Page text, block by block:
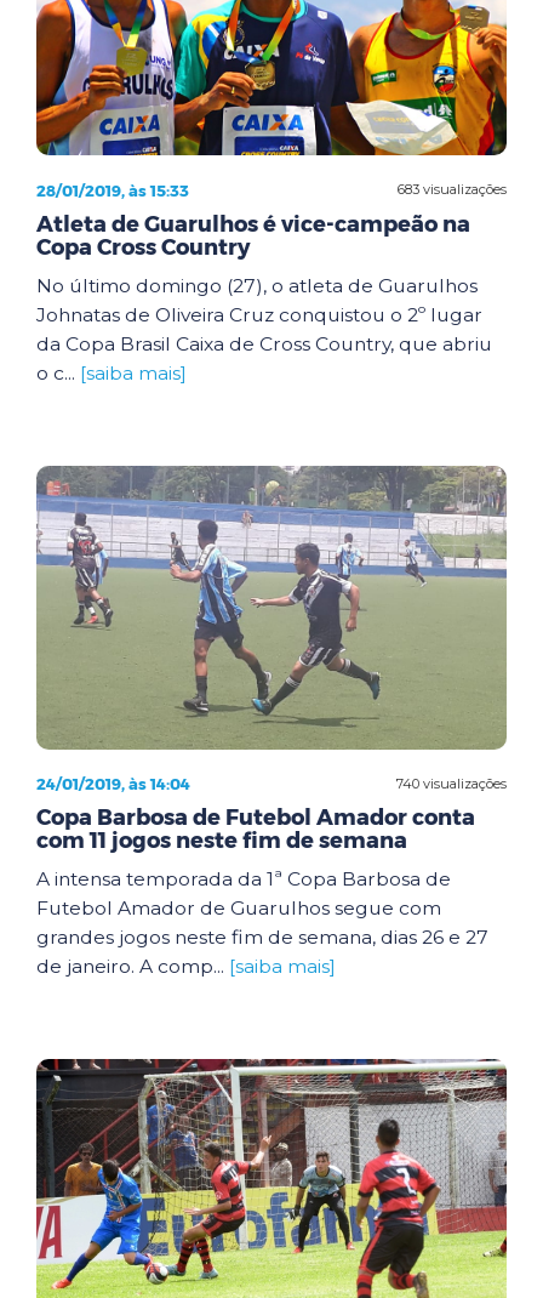
683 visualizações
28/01/2019, às 15:33
Atleta de Guarulhos é vice-campeão na
Copa Cross Country
No último domingo (27), o atleta de Guarulhos
Johnatas de Oliveira Cruz conquistou o 2º lugar
da Copa Brasil Caixa de Cross Country, que abriu
o c... [saiba mais]
740 visualizações
24/01/2019, às 14:04
Copa Barbosa de Futebol Amador conta
com 11 jogos neste fim de semana
A intensa temporada da 1ª Copa Barbosa de
Futebol Amador de Guarulhos segue com
grandes jogos neste fim de semana, dias 26 e 27
de janeiro. A comp... [saiba mais]